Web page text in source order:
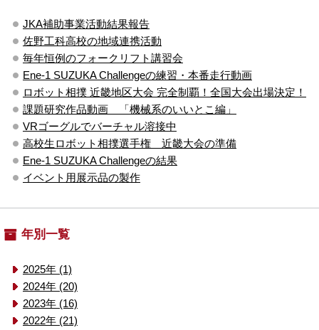
JKA補助事業活動結果報告
佐野工科高校の地域連携活動
毎年恒例のフォークリフト講習会
Ene-1 SUZUKA Challengeの練習・本番走行動画
ロボット相撲 近畿地区大会 完全制覇！全国大会出場決定！
課題研究作品動画 「機械系のいいとこ編」
VRゴーグルでバーチャル溶接中
高校生ロボット相撲選手権 近畿大会の準備
Ene-1 SUZUKA Challengeの結果
イベント用展示品の製作
年別一覧
2025年 (1)
2024年 (20)
2023年 (16)
2022年 (21)